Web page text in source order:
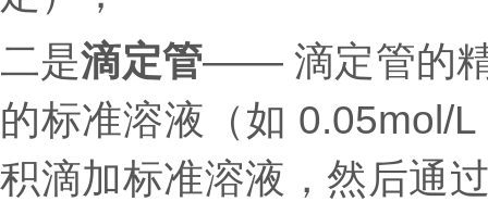
二是滴定管—— 滴定管的精
的标准溶液（如 0.05mol/
积滴加标准溶液，然后通